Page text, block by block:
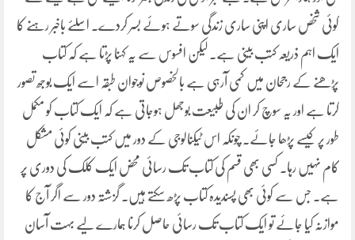
کوئی شخص ساری اپنی ساری زندگی سوتے ہوئے بسر کردے۔ اسلئے باخبر رہنے کا
ایک اہم ذریعہ کتب بینی ہے۔ لیکن افسوس سے یہ کہنا پڑتا ہے کہ کتاب
پڑھنے کے رجحان میں کمی آرہی ہے بالخصوص نوجوان طبقہ اسے ایک بوجھ تصور
کرتا ہے اور یہ سوچ کر ان کی طبیعت بوجھل ہوجاتی ہے کہ ایک کتاب کو مکمل
طور پر کیسے پڑھا جائے۔ چونکہ اس ٹیکنالوجی کے دور میں کتب بینی کوئی مشکل
کام نہیں رہا۔ کسی بھی قسم کی کتاب تک رسائی محض ایک کلک کی دوری پر
ہے۔ جس سے کوئی بھی پسندیدہ کتاب پڑھ سکتے ہیں۔ گزشتہ دور سے اگر آج کا
موازنہ کیا جائے تو ایک کتاب تک رسائی حاصل کرنا ہمارے لیے بہت آسان